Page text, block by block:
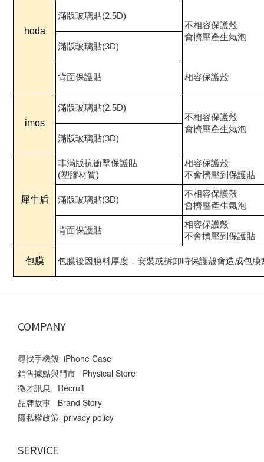
hoda
滿版玻璃貼(2.5D)
不相容保護殼
會擠壓產生氣泡
滿版玻璃貼(3D)
背面保護貼 相容保護殼
imos
滿版玻璃貼(2.5D)
不相容保護殼
會擠壓產生氣泡
滿版玻璃貼(3D)
犀牛盾
非滿版抗衝擊保護貼
(塑膠材質)
相容保護殼
不會擠壓到保護貼
滿版玻璃貼(3D)
不相容保護殼
會擠壓產生氣泡
背面保護貼
相容保護殼
不會擠壓到保護貼
包膜 包膜後因膜料厚度，安裝或拆卸時保護殼會造成包膜
COMPANY
尋找手機殼 iPhone Case
銷售據點與門市 Physical Store
徵才訊息 Recruit
品牌故事 Brand Story
隱私權政策 privacy policy
SERVICE